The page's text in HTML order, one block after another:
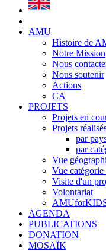
AMU
Histoire de
Notre Mission
Nous
Nous soutenir
Actions
CA
PROJETS
Projets en
Projets
par
par
Vue
Vue
Visite d'un
Volontariat
AGENDA
PUBLICATIONS
DONATION
MOSAÏK